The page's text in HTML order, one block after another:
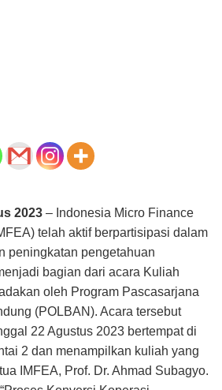
2023 – Indonesia Micro Finance
telah aktif berpartisipasi dalam
peningkatan pengetahuan
bagian dari acara Kuliah
oleh Program Pascasarjana
(POLBAN). Acara tersebut
22 Agustus 2023 bertempat di
2 dan menampilkan kuliah yang
IMFEA, Prof. Dr. Ahmad Subagyo.